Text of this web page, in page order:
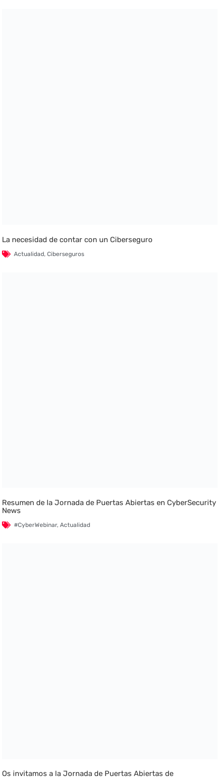
La necesidad de contar con un Ciberseguro
Actualidad,Ciberseguros
Resumen de la Jornada de Puertas Abiertas en CyberSecurity
News
#CyberWebinar,Actualidad
Os invitamos a la Jornada de Puertas Abiertas de